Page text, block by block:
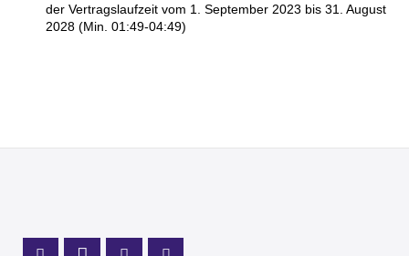
der Vertragslaufzeit vom 1. September 2023 bis 31. August
2028 (Min. 01:49-04:49)